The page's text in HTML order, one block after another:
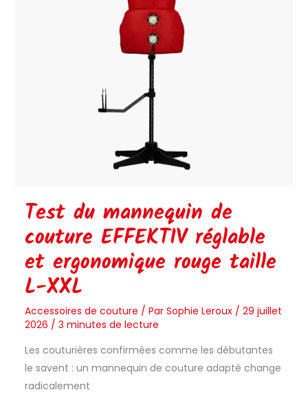
Test du mannequin de
couture EFFEKTIV réglable
et ergonomique rouge taille
L-XXL
Accessoires de couture / Par Sophie Leroux / 29 juillet
2026 / 3 minutes de lecture
Les couturières confirmées comme les débutantes
le savent : un mannequin de couture adapté change
radicalement